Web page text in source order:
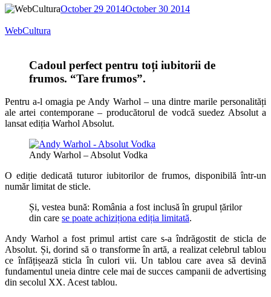
October 29 2014October 30 2014
WebCultura
Cadoul perfect pentru toți iubitorii de
frumos. “Tare frumos”.
Pentru a-l omagia pe Andy Warhol – una dintre marile personalități
ale artei contemporane – producătorul de vodcă suedez Absolut a
lansat ediția Warhol Absolut.
Andy Warhol – Absolut Vodka
O ediție dedicată tuturor iubitorilor de frumos, disponibilă într-un
număr limitat de sticle.
Și, vestea bună: România a fost inclusă în grupul țărilor
din care se poate achiziționa ediția limitată.
Andy Warhol a fost primul artist care s-a îndrăgostit de sticla de
Absolut. Și, dorind să o transforme în artă, a realizat celebrul tablou
ce înfățișează sticla în culori vii. Un tablou care avea să devină
fundamentul uneia dintre cele mai de succes campanii de advertising
din secolul XX. Acest tablou.